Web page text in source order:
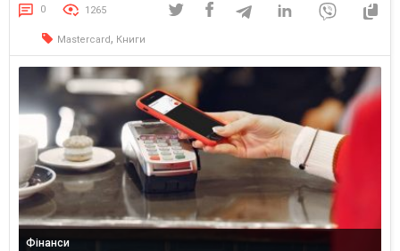
Legacy – Honoring 25 Visionaries to Celebrate 25 Years of Priceless»
(«Довговічне надбання. Історії 25 візіонерок […]
0 1265
Mastercard , Книги
Фінанси